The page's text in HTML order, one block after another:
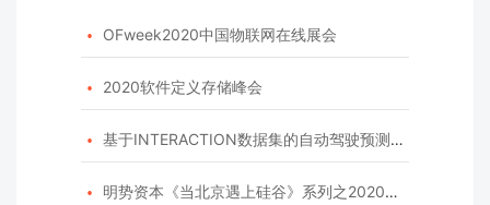
 OFweek2020中国物联网在线展会
 2020软件定义存储峰会
 基于INTERACTION数据集的自动驾驶预测模型挑战赛
 明势资本《当北京遇上硅谷》系列之2020年度开源峰会